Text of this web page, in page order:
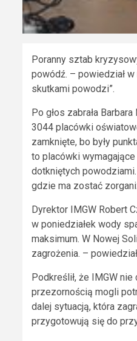
Poranny sztab
powódź. – powiedział
skutkami powodzi”.
Po głos zabrała
3044 placówki
zamknięte, bo były
to placówki
dotkniętych
gdzie ma zostać
Dyrektor IMGW Robert
w poniedziałek wody
maksimum. W Nowej
zagrożenia. –
Podkreślił, że IMGW
przezornością mogli
dalej sytuacją, która
przygotowują się do